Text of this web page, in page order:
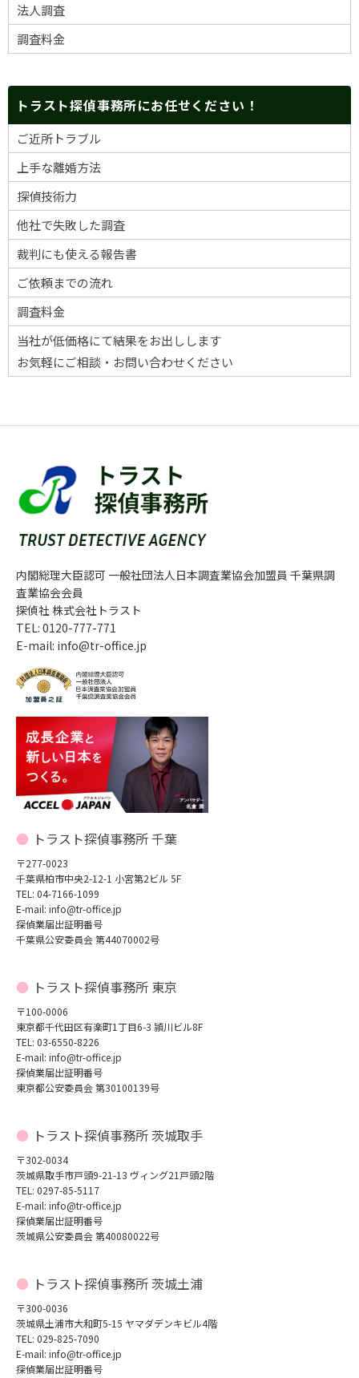
法人調査
調査料金
トラスト探偵事務所にお任せください！
ご近所トラブル
上手な離婚方法
探偵技術力
他社で失敗した調査
裁判にも使える報告書
ご依頼までの流れ
調査料金
当社が低価格にて結果をお出しします
お気軽にご相談・お問い合わせください
内閣総理大臣認可 一般社団法人日本調査業協会加盟員 千葉県調
査業協会会員
探偵社 株式会社トラスト
TEL: 0120-777-771
E-mail: info@tr-office.jp
トラスト探偵事務所 千葉
〒277-0023
千葉県柏市中央2-12-1 小宮第2ビル 5F
TEL: 04-7166-1099
E-mail: info@tr-office.jp
探偵業届出証明番号
千葉県公安委員会 第44070002号
トラスト探偵事務所 東京
〒100-0006
東京都千代田区有楽町1丁目6-3 頴川ビル8F
TEL: 03-6550-8226
E-mail: info@tr-office.jp
探偵業届出証明番号
東京都公安委員会 第30100139号
トラスト探偵事務所 茨城取手
〒302-0034
茨城県取手市戸頭9-21-13 ヴィング21戸頭2階
TEL: 0297-85-5117
E-mail: info@tr-office.jp
探偵業届出証明番号
茨城県公安委員会 第40080022号
トラスト探偵事務所 茨城土浦
〒300-0036
茨城県土浦市大和町5-15 ヤマダデンキビル4階
TEL: 029-825-7090
E-mail: info@tr-office.jp
探偵業届出証明番号